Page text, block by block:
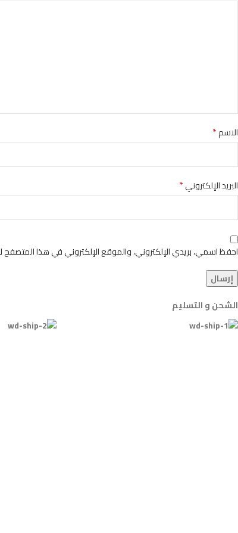
الاسم*
البريد الإلكتروني*
احفظ اسمي، بريدي الإلكتروني، والموقع الإلكتروني في هذا المتصفح
الشحن و التسليم